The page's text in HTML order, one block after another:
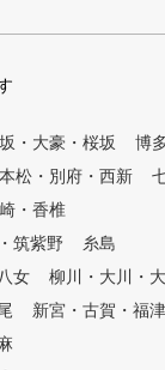
5名に
で指導
快適室
も気にな
方から
キュラム
から）
者まで
を作成し
たドリ
類以上
チ
ル
優
・大豪・桜坂
博
松・別府・西新
・香椎
筑紫野
糸島
女
柳川・大川・
新宮・古賀・福